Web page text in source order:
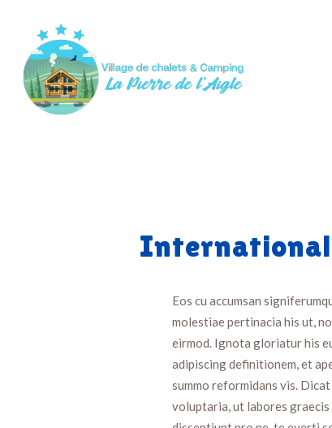
Eos cu accumsan
molestiae pertinacia his ut,
eirmod. Ignota gloriatur his
adipiscing definitionem, et
summo reformidans vis.
voluptaria, ut labores